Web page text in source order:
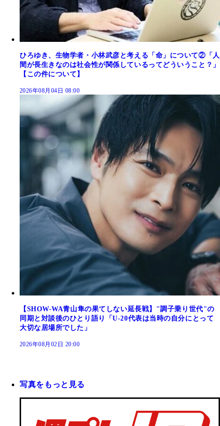
ひろゆき、生物学者・小林武彦と考える「命」について②「人
間が長生きなのは社会性が関係しているってどういうこと？」
【この件について】
2026年08月04日 08:00
【SHOW-WA青山隼の果てしない延長戦】"調子乗り世代"の
同期と対談後のひとり語り「U-20代表は当時の自分にとって
大切な居場所でした」
2026年08月02日 20:00
写真をもっと見る